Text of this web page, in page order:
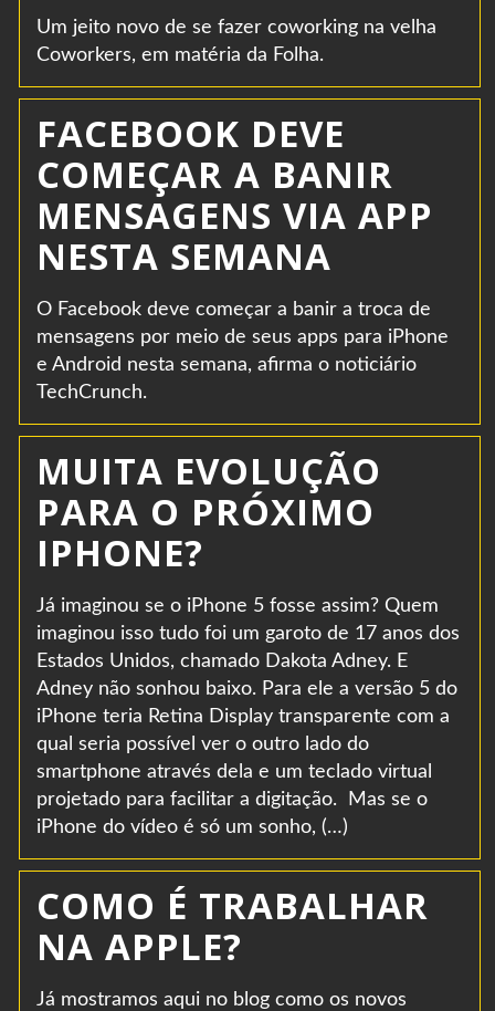
Um jeito novo de se fazer coworking na velha
Coworkers, em matéria da Folha.
FACEBOOK DEVE
COMEÇAR A BANIR
MENSAGENS VIA APP
NESTA SEMANA
O Facebook deve começar a banir a troca de
mensagens por meio de seus apps para iPhone
e Android nesta semana, afirma o noticiário
TechCrunch.
MUITA EVOLUÇÃO
PARA O PRÓXIMO
IPHONE?
Já imaginou se o iPhone 5 fosse assim? Quem
imaginou isso tudo foi um garoto de 17 anos dos
Estados Unidos, chamado Dakota Adney. E
Adney não sonhou baixo. Para ele a versão 5 do
iPhone teria Retina Display transparente com a
qual seria possível ver o outro lado do
smartphone através dela e um teclado virtual
projetado para facilitar a digitação. Mas se o
iPhone do vídeo é só um sonho, (…)
COMO É TRABALHAR
NA APPLE?
Já mostramos aqui no blog como os novos